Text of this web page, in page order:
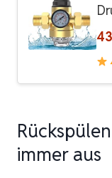
immer aus